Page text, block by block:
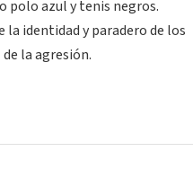
polo azul y tenis negros.
identidad y paradero de los
la agresión.